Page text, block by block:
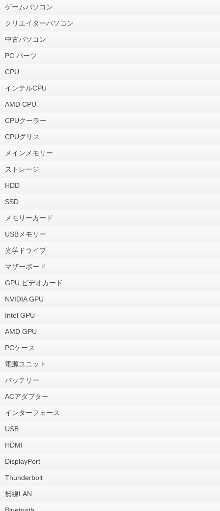
ゲームパソコン
クリエイターパソコン
中古パソコン
PC パーツ
CPU
インテルCPU
AMD CPU
CPUクーラー
CPUグリス
メインメモリー
ストレージ
HDD
SSD
メモリーカード
USBメモリー
光学ドライブ
マザーボード
GPU,ビデオカード
NVIDIA GPU
Intel GPU
AMD GPU
PCケース
電源ユニット
バッテリー
ACアダプター
インターフェース
USB
HDMI
DisplayPort
Thunderbolt
無線LAN